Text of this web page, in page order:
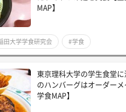
MAP】
田大学学食研究会 #学食
東京理科大学の学生食堂に
のハンバーグはオーダーメ
学食MAP】